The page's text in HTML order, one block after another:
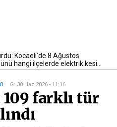
Kocaeli’de 8 Ağustos
hangi ilçelerde elektrik kesi...
G: 30 Haz 2026 - 11:16
farklı tür